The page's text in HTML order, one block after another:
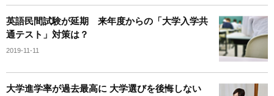
英語民間試験が延期 来年度からの「大学入学共
通テスト」対策は？
2019-11-11
大学進学率が過去最高に 大学選びを後悔しない